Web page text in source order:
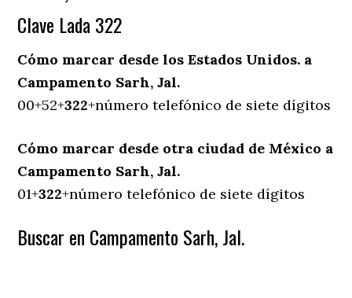
Clave Lada 322
Cómo marcar desde los Estados Unidos. a
Campamento Sarh, Jal.
00+52+322+número telefónico de siete dígitos
Cómo marcar desde otra ciudad de México a
Campamento Sarh, Jal.
01+322+número telefónico de siete dígitos
Buscar en Campamento Sarh, Jal.